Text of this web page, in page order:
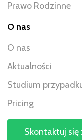
Prawo Rodzinne
O nas
O nas
Aktualności
Studium
Pricing
Skontaktuj się